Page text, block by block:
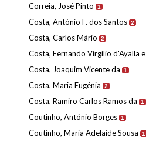
Correia, José Pinto 1
Costa, António F. dos Santos 2
Costa, Carlos Mário 2
Costa, Fernando Virgílio d'Ayalla e
Costa, Joaquim Vicente da 1
Costa, Maria Eugénia 2
Costa, Ramiro Carlos Ramos da 1
Coutinho, António Borges 1
Coutinho, Maria Adelaide Sousa 1